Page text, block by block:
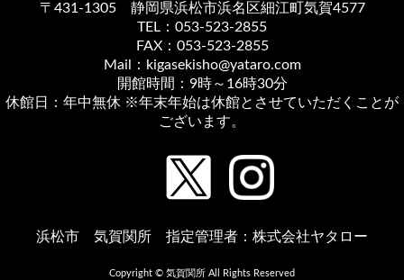
〒431-1305 静岡県浜松市浜名区細江町気賀4577
TEL：053-523-2855
FAX：053-523-2855
Mail：kigasekisho@yataro.com
開館時間：9時～16時30分
休館日：年中無休 ※年末年始は休館とさせていただくことが
ございます。
浜松市 気賀関所 指定管理者：株式会社ヤタロー
Copyright © 気賀関所 All Rights Reserved